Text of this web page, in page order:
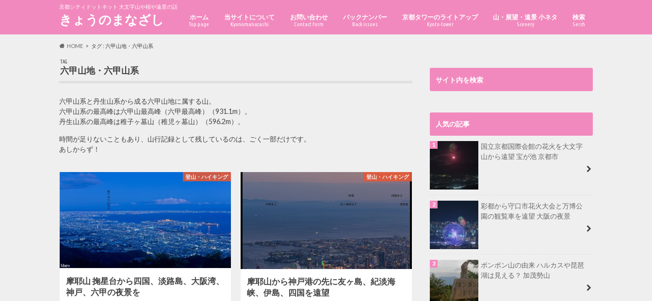
京都シティドットネット 大文字山や桜や遠景の話
きょうのまなざし ホーム
Top page
当サイトについて
Kyonomanazashi
お問い合わせ
Contact form
バックナンバー
Back issues
京都タワーのライトアップ
Kyoto-tower
山・展望・遠景 小ネタ
Scenery
検索
Serch
HOME タグ : 六甲山地・六甲山系
TAG
六甲山地・六甲山系
六甲山系と丹生山系から成る六甲山地に属する山。
六甲山系の最高峰は六甲山最高峰（六甲最高峰）（931.1m）。
丹生山系の最高峰は稚子ヶ墓山（稚児ヶ墓山）（596.2m）。
時間が足りないこともあり、山行記録として残しているのは、ごく一部だけです。
あしからず！
登山・ハイキング
摩耶山 掬星台から四国、淡路島、大阪湾、
神戸、六甲の夜景を
登山・ハイキング
摩耶山から神戸港の先に友ヶ島、紀淡海
峡、伊島、四国を遠望
サイト内を検索
人気の記事
国立京都国際会館の花火を大文字
山から遠望 宝が池 京都市
彩都から守口市花火大会と万博公
園の観覧車を遠望 大阪の夜景
ポンポン山の由来 ハルカスや琵琶
湖は見える？ 加茂勢山